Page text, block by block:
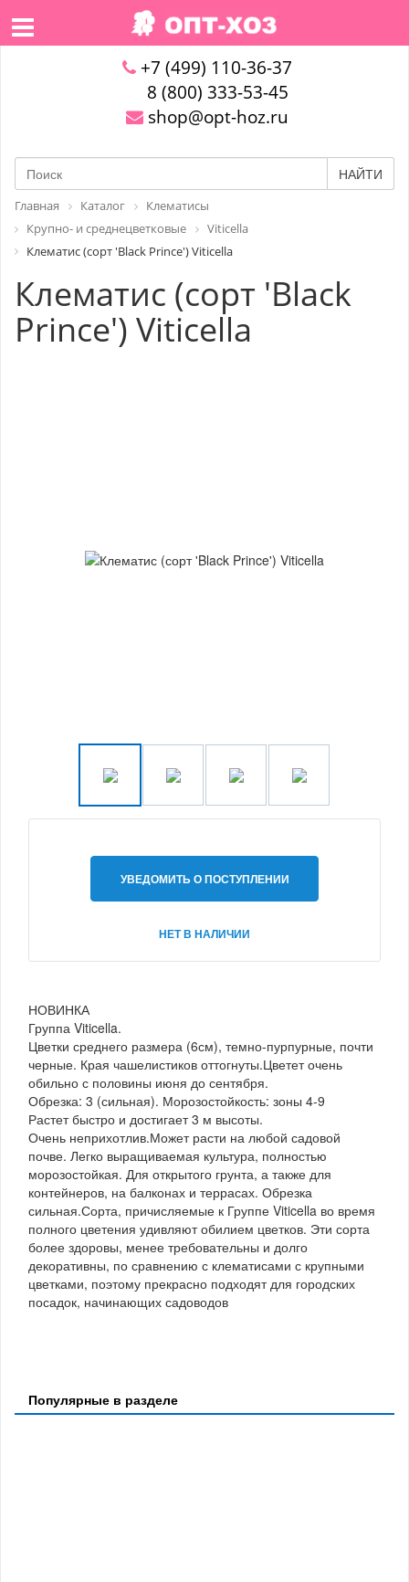
+7 (499) 110-36-37
8 (800) 333-53-45
shop@opt-hoz.ru
НАЙТИ
Главная Каталог
Клематисы
Крупно- и среднецветковые
Viticella
Клематис (сорт 'Black Prince') Viticella
Клематис (сорт 'Black
Prince') Viticella
УВЕДОМИТЬ О ПОСТУПЛЕНИИ
НЕТ В НАЛИЧИИ
НОВИНКА
Группа Viticella.
Цветки среднего размера (6см), темно-пурпурные, почти
черные. Края чашелистиков оттогнуты.Цветет очень
обильно с половины июня до сентября.
Обрезка: 3 (сильная). Морозостойкость: зоны 4-9
Растет быстро и достигает 3 м высоты.
Очень неприхотлив.Может расти на любой садовой
почве. Легко выращиваемая культура, полностью
морозостойкая. Для открытого грунта, а также для
контейнеров, на балконах и террасах. Обрезка
сильная.Сорта, причисляемые к Группе Viticella во время
полного цветения удивляют обилием цветков. Эти сорта
более здоровы, менее требовательны и долго
декоративны, по сравнению с клематисами с крупными
цветками, поэтому прекрасно подходят для городских
посадок, начинающих садоводов
Популярные в разделе